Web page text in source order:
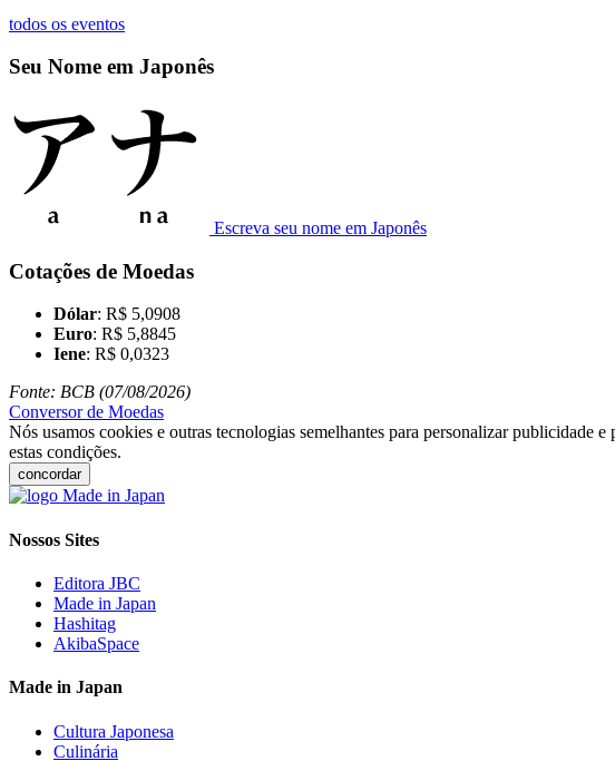
todos os eventos
Seu Nome em Japonês
Escreva seu nome em Japonês
Cotações de Moedas
Dólar: R$ 5,0908
Euro: R$ 5,8845
Iene: R$ 0,0323
Fonte: BCB (07/08/2026)
Conversor de Moedas
Nós usamos cookies e outras tecnologias semelhantes para personalizar publicidade
estas condições.
concordar
Nossos Sites
Editora JBC
Made in Japan
Hashitag
AkibaSpace
Made in Japan
Cultura Japonesa
Culinária